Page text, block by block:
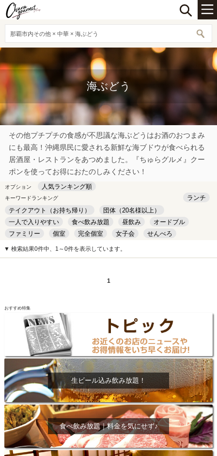
那覇市内その他 × 中華 × 海ぶどう
海ぶどう
その他プチプチの食感が不思議な海ぶどうはお酒のおつまみ
にも最高！沖縄県民に愛される新鮮な海ブドウが食べられる
居酒屋・レストランをあつめました。『ちゅらグルメ』クー
ポンを使ってお得におたのしみください！
オプション 人気ランキング順
キーワードランキング
ランチ
テイクアウト（お持ち帰り）
団体（20名様以上）
一人で入りやすい
食べ飲み放題 昼飲み
オードブル
ファミリー
個室 完全個室 女子会
せんべろ
キッズルーム
安い デート
▼ 検索結果0件中、1～0件を表示しています。
1
おすすめ特集
生ビール込み飲み放題！
食べ飲み放題｜料金を気にせず♪